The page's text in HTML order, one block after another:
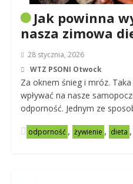
Jak powinna
nasza zimowa
28 stycznia, 2026
WTZ PSONI Otwock
Za oknem śnieg i mróz.
wpływać na nasze
odporność. Jednym ze
odporność , żywienie , dieta ,